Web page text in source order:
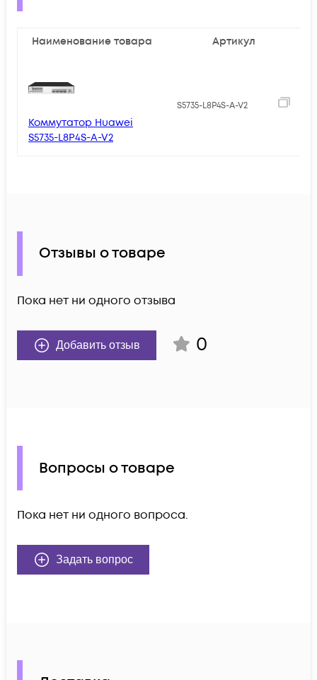
Наименование товара Артикул
Коммутатор Huawei
S5735-L8P4S-A-V2
S5735-L8P4S-A-V2
Отзывы о товаре
Пока нет ни одного отзыва
Добавить отзыв 0
Вопросы о товаре
Пока нет ни одного вопроса.
Задать вопрос